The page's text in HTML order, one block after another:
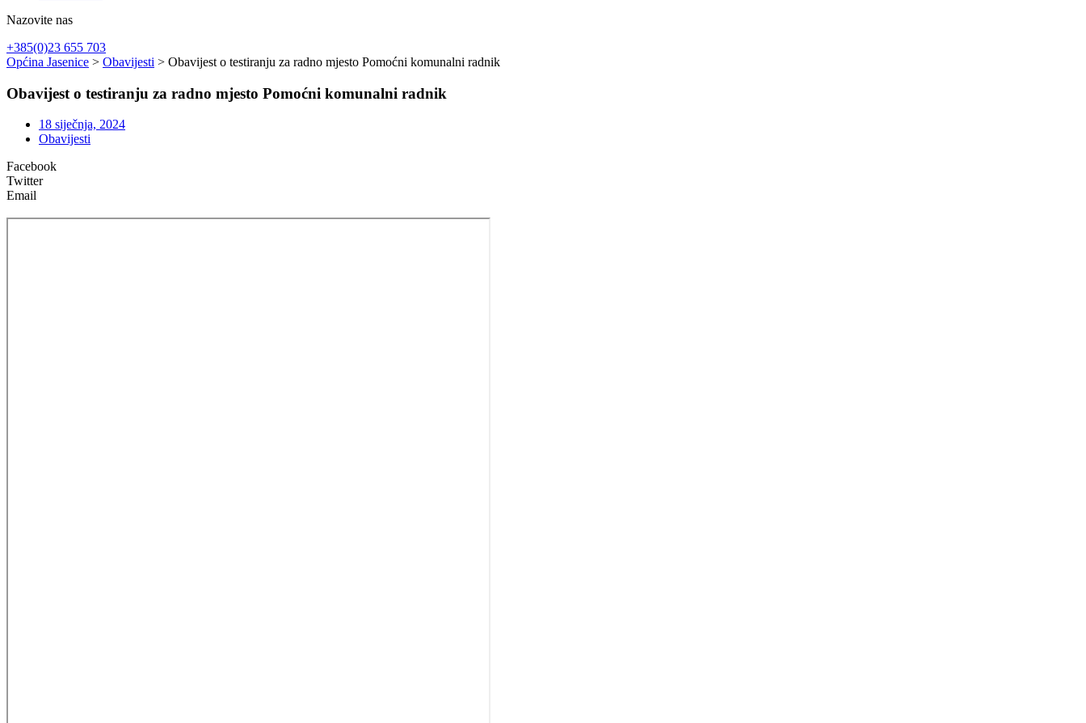
Nazovite nas
+385(0)23 655 703
Općina Jasenice > Obavijesti > Obavijest o testiranju za radno mjesto Pomoćni komunalni radnik
Obavijest o testiranju za radno mjesto Pomoćni komunalni radnik
18 siječnja, 2024
Obavijesti
Facebook
Twitter
Email